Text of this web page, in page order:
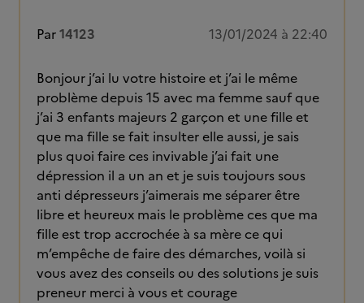
Par14123 13/01/2024 à 22:40
Bonjour j’ai lu votre histoire et j’ai le même
problème depuis 15 avec ma femme sauf que
j’ai 3 enfants majeurs 2 garçon et une fille et
que ma fille se fait insulter elle aussi, je sais
plus quoi faire ces invivable j’ai fait une
dépression il a un an et je suis toujours sous
anti dépresseurs j’aimerais me séparer être
libre et heureux mais le problème ces que ma
fille est trop accrochée à sa mère ce qui
m’empêche de faire des démarches, voilà si
vous avez des conseils ou des solutions je suis
preneur merci à vous et courage